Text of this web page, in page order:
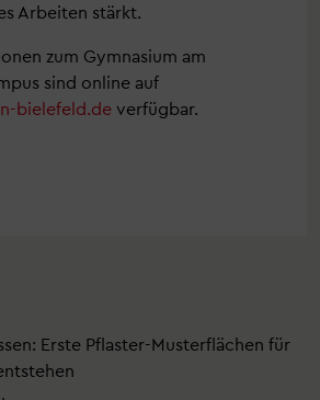
Arbeiten stärkt.
zum Gymnasium am
sind online auf
bielefeld.de verfügbar.
Erste Pflaster-Musterflächen für